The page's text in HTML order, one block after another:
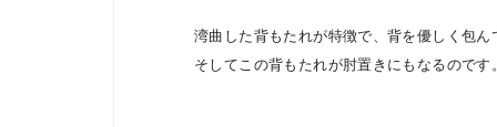
湾曲した背もたれが特徴で、背を優しく包ん
そしてこの背もたれが肘置きにもなるのです